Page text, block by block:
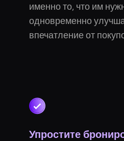
именно то, что им
одновременно
впечатление от
Упростите